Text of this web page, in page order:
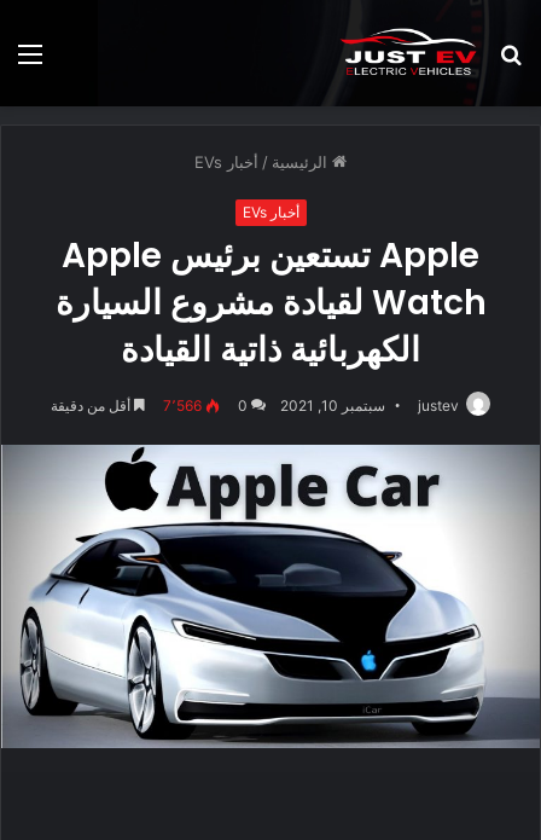
بحث
عن
الرئيسية / أخبار EVs
أخبار EVs
Apple تستعين برئيس Apple
Watch لقيادة مشروع السيارة
الكهربائية ذاتية القيادة
justev سبتمبر 10, 2021 0 7٬566 أقل من دقيقة